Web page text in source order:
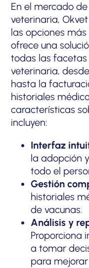
En el mercado
veterinaria,
las opciones
ofrece una
todas las
veterinaria,
hasta la
historiales
características
incluyen:
Interfaz
la adopción
todo el
Gestión
historiales
de vacunas.
Análisis y
Proporciona
a tomar
para